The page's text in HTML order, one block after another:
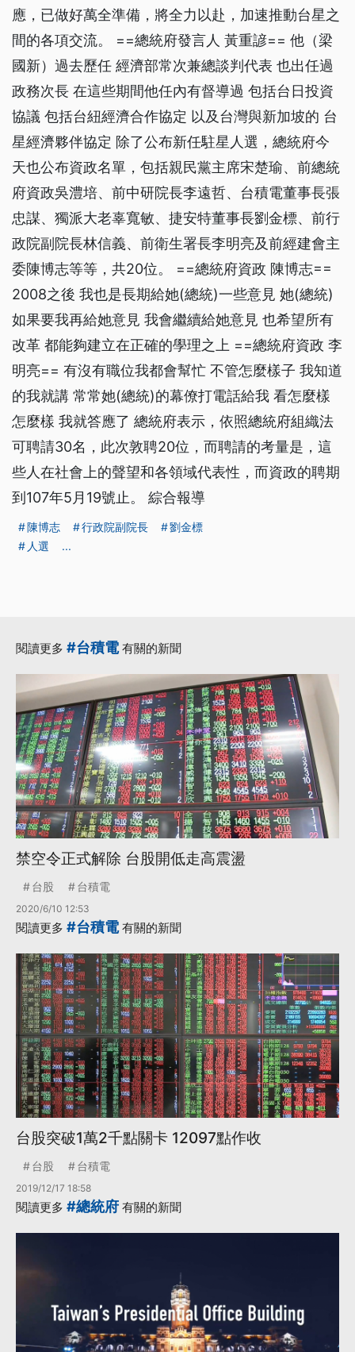
應，已做好萬全準備，將全力以赴，加速推動台星之
間的各項交流。 ==總統府發言人 黃重諺== 他（梁
國新）過去歷任 經濟部常次兼總談判代表 也出任過
政務次長 在這些期間他任內有督導過 包括台日投資
協議 包括台紐經濟合作協定 以及台灣與新加坡的 台
星經濟夥伴協定 除了公布新任駐星人選，總統府今
天也公布資政名單，包括親民黨主席宋楚瑜、前總統
府資政吳澧培、前中研院長李遠哲、台積電董事長張
忠謀、獨派大老辜寬敏、捷安特董事長劉金標、前行
政院副院長林信義、前衛生署長李明亮及前經建會主
委陳博志等等，共20位。 ==總統府資政 陳博志==
2008之後 我也是長期給她(總統)一些意見 她(總統)
如果要我再給她意見 我會繼續給她意見 也希望所有
改革 都能夠建立在正確的學理之上 ==總統府資政 李
明亮== 有沒有職位我都會幫忙 不管怎麼樣子 我知道
的我就講 常常她(總統)的幕僚打電話給我 看怎麼樣
怎麼樣 我就答應了 總統府表示，依照總統府組織法
可聘請30名，此次敦聘20位，而聘請的考量是，這
些人在社會上的聲望和各領域代表性，而資政的聘期
到107年5月19號止。 綜合報導
陳博志 行政院副院長
劉金標
人選
...
閱讀更多 #台積電有關的新聞
禁空令正式解除 台股開低走高震盪
台股 台積電
2020/6/10 12:53
閱讀更多 #台積電有關的新聞
台股突破1萬2千點關卡 12097點作收
台股 台積電
2019/12/17 18:58
閱讀更多 #總統府 有關的新聞